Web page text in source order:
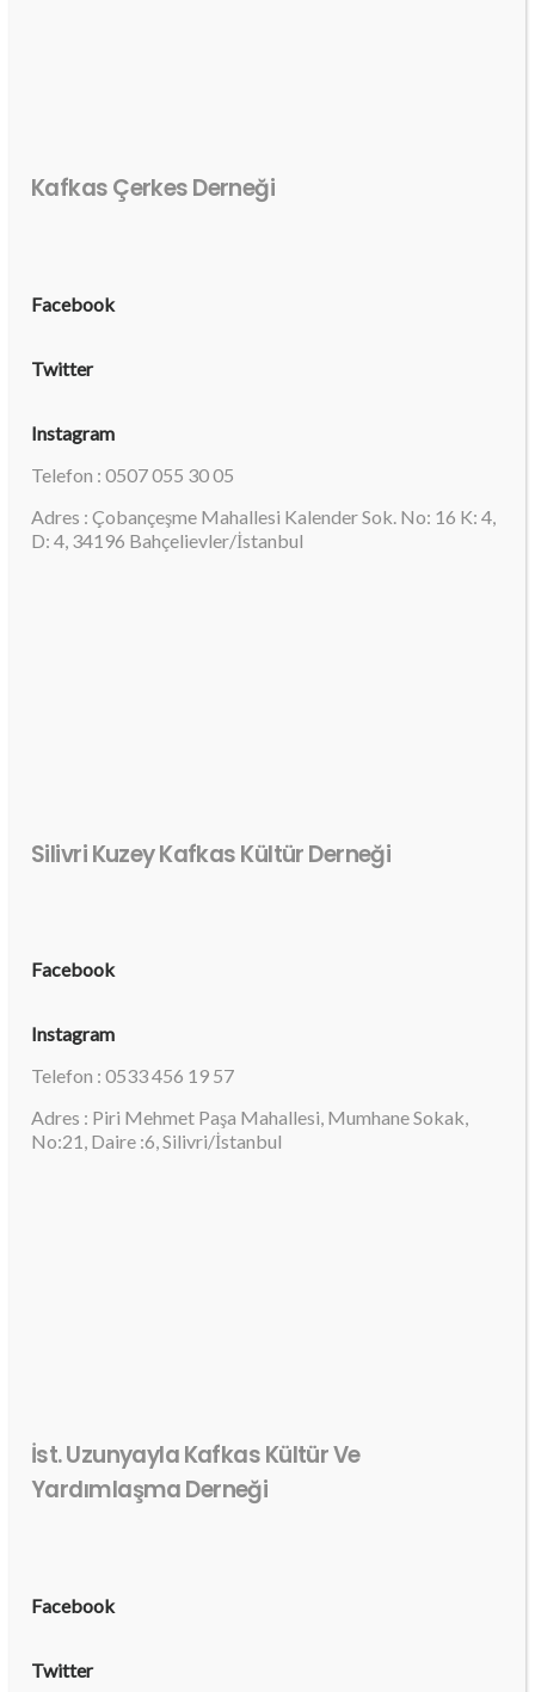
Kafkas Çerkes Derneği
Facebook
Twitter
Instagram
Telefon : 0507 055 30 05
Adres : Çobançeşme Mahallesi Kalender Sok. No: 16 K: 4,
D: 4, 34196 Bahçelievler/İstanbul
Silivri Kuzey Kafkas Kültür Derneği
Facebook
Instagram
Telefon : 0533 456 19 57
Adres : Piri Mehmet Paşa Mahallesi, Mumhane Sokak,
No:21, Daire :6, Silivri/İstanbul
İst. Uzunyayla Kafkas Kültür Ve
Yardımlaşma Derneği
Facebook
Twitter